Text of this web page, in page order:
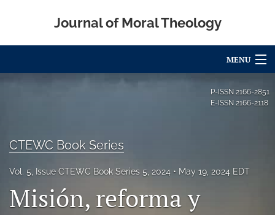
Journal of Moral Theology
MENU
Editorial Board
About
Issues
P-ISSN 2166-2851
E-ISSN 2166-2118
CTEWC Book Series
Vol. 5, Issue CTEWC Book Series 5, 2024 May 19, 2024 EDT
Misión, reforma y